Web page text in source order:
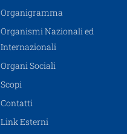
Organigramma
Organismi Nazionali ed
Internazionali
Organi Sociali
Scopi
Contatti
Link Esterni